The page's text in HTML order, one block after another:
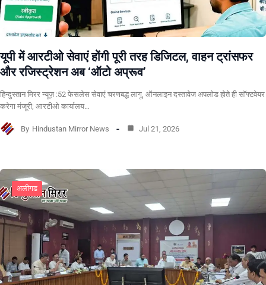
यूपी में आरटीओ सेवाएं होंगी पूरी तरह डिजिटल, वाहन ट्रांसफर
और रजिस्ट्रेशन अब ‘ऑटो अप्रूव’
हिन्दुस्तान मिरर न्यूज़ :52 फेसलेस सेवाएं चरणबद्ध लागू, ऑनलाइन दस्तावेज अपलोड होते ही सॉफ्टवेयर
करेगा मंजूरी; आरटीओ कार्यालय…
By Hindustan Mirror News Jul 21, 2026
अलीगढ